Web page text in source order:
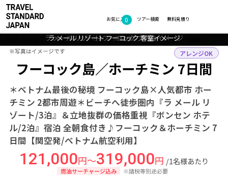
お気に入り
0 無料見積り
ツアー検索
ベトナム フーコック島・ホーチミン ツアー詳細
フーコック島／ホーチミン 7日間
＊ベトナム最後の秘境 フーコック島×人気都市 ホー
チミン 2都市周遊＊ビーチへ徒歩圏内『ラ メール リ
ゾート/3泊』＆立地抜群の価格重視『ボンセン ホテ
ル/2泊』宿泊 全朝食付き♪フーコック＆ホーチミン 7
日間【関空発/ベトナム航空利用】
アレンジOK
121,000円～319,000円 /1名様あたり
燃油サーチャージ込み ※諸税等別途必要
フーコック島：風景
ホーチミン：サイゴン大教会
ラ メール リゾート フーコック プールイメージ
ラ メール リゾート フーコック 客室イメージ
フォトギャラリー
※写真はイメージです
※写真はイメージです